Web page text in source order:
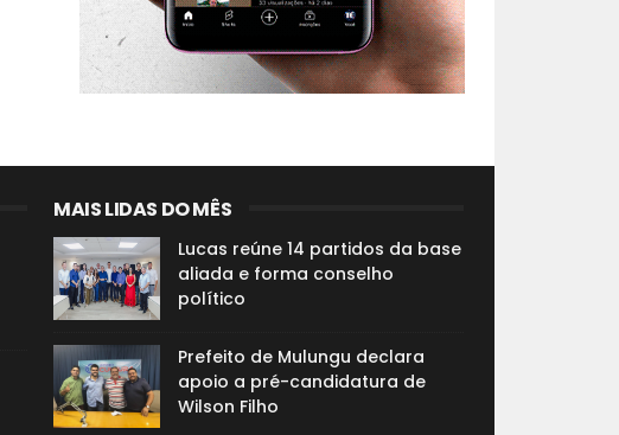
MAIS LIDAS DO MÊS
Lucas reúne 14 partidos da base
aliada e forma conselho
político
Prefeito de Mulungu declara
apoio a pré-candidatura de
Wilson Filho